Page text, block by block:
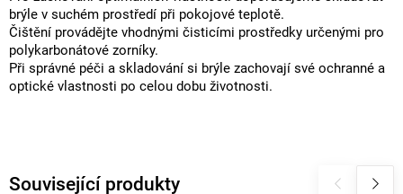
Související produkty
brýle v suchém prostředí při pokojové teplotě.
Čištění provádějte vhodnými čisticími prostředky určenými pro
polykarbonátové zorníky.
Při správné péči a skladování si brýle zachovají své ochranné a
optické vlastnosti po celou dobu životnosti.